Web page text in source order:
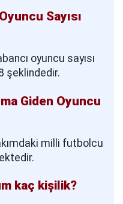
Sayısı
oyuncu sayısı
şeklindedir.
Giden Oyuncu
milli futbolcu
kaç kişilik?